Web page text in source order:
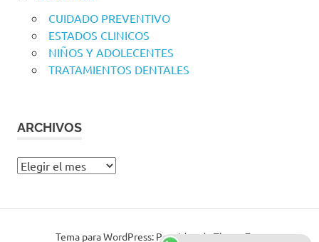
CUIDADO PREVENTIVO
ESTADOS CLINICOS
NIÑOS Y ADOLECENTES
TRATAMIENTOS DENTALES
ARCHIVOS
Archivos
Tema para WordPress: Poseidon de ThemeZee.